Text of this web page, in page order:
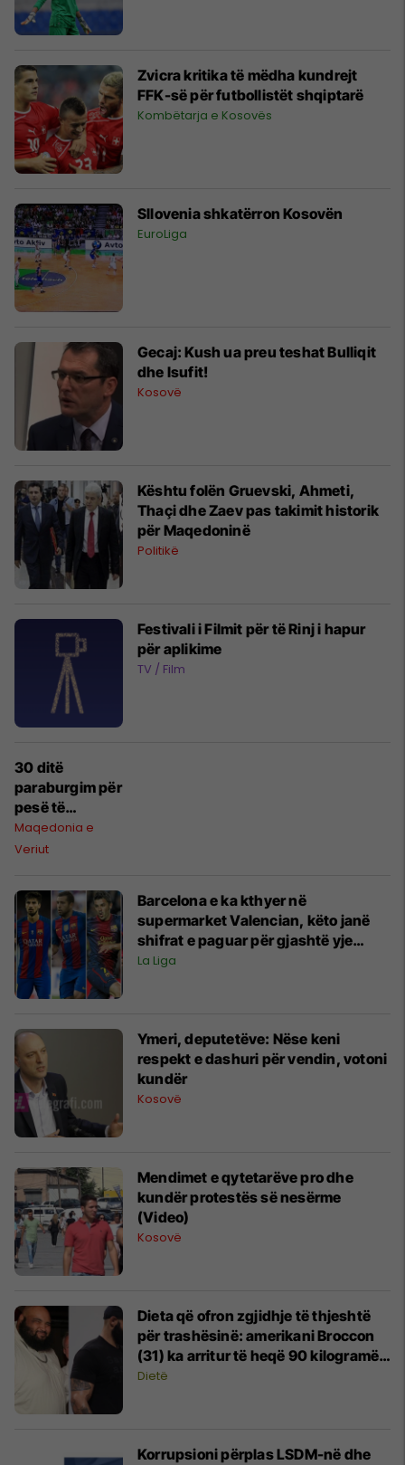
Zvicra kritika të mëdha kundrejt
FFK-së për futbollistët shqiptarë
Kombëtarja e Kosovës
Sllovenia shkatërron Kosovën
EuroLiga
Gecaj: Kush ua preu teshat Bulliqit
dhe Isufit!
Kosovë
Kështu folën Gruevski, Ahmeti,
Thaçi dhe Zaev pas takimit historik
për Maqedoninë
Politikë
Festivali i Filmit për të Rinj i hapur
për aplikime
TV / Film
30 ditë
paraburgim për
pesë të
arrestuarit e
sotëm të
''Diga'' në
Maqedoni
Maqedonia e
Veriut
Barcelona e ka kthyer në
supermarket Valencian, këto janë
shifrat e paguar për gjashtë yje
(Foto)
La Liga
Ymeri, deputetëve: Nëse keni
respekt e dashuri për vendin, votoni
kundër
Kosovë
Mendimet e qytetarëve pro dhe
kundër protestës së nesërme
(Video)
Kosovë
Dieta që ofron zgjidhje të thjeshtë
për trashësinë: amerikani Broccon
(31) ka arritur të heqë 90 kilogramë
duke shëtitur deri në 500 metra
Dietë
Korrupsioni përplas LSDM-në dhe